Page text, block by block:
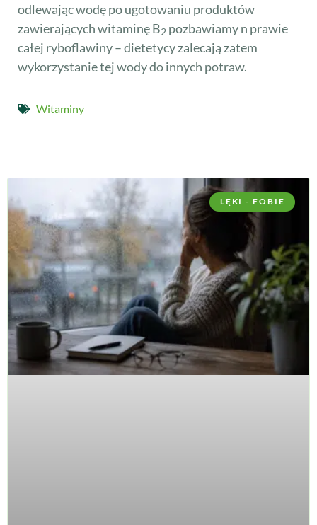
odlewając wodę po ugotowaniu produktów
zawierających witaminę B2 pozbawiamy n prawie
całej ryboflawiny – dietetycy zalecają zatem
wykorzystanie tej wody do innych potraw.
Witaminy
LĘKI - FOBIE